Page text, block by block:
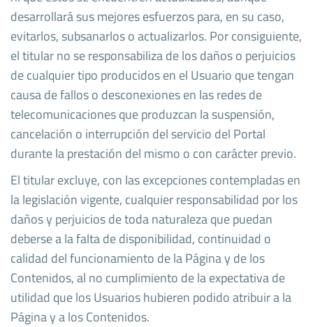
desarrollará sus mejores esfuerzos para, en su caso,
evitarlos, subsanarlos o actualizarlos. Por consiguiente,
el titular no se responsabiliza de los daños o perjuicios
de cualquier tipo producidos en el Usuario que tengan
causa de fallos o desconexiones en las redes de
telecomunicaciones que produzcan la suspensión,
cancelación o interrupción del servicio del Portal
durante la prestación del mismo o con carácter previo.
El titular excluye, con las excepciones contempladas en
la legislación vigente, cualquier responsabilidad por los
daños y perjuicios de toda naturaleza que puedan
deberse a la falta de disponibilidad, continuidad o
calidad del funcionamiento de la Página y de los
Contenidos, al no cumplimiento de la expectativa de
utilidad que los Usuarios hubieren podido atribuir a la
Página y a los Contenidos.